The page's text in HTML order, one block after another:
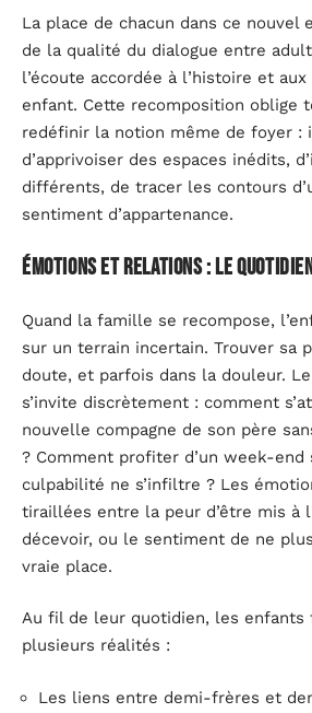
La place de chacun dans ce nouvel
de la qualité du dialogue entre
l’écoute accordée à l’histoire et
enfant. Cette recomposition oblige
redéfinir la notion même de foyer :
d’apprivoiser des espaces inédits,
différents, de tracer les contours
sentiment d’appartenance.
Émotions et relations : le
Quand la famille se recompose,
sur un terrain incertain. Trouver sa
doute, et parfois dans la douleur.
s’invite discrètement : comment
nouvelle compagne de son père
? Comment profiter d’un week-end
culpabilité ne s’infiltre ? Les
tiraillées entre la peur d’être mis à
décevoir, ou le sentiment de ne
vraie place.
Au fil de leur quotidien, les enfants
plusieurs réalités :
Les liens entre demi-frères et